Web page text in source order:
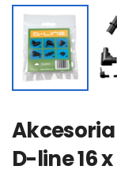
D-line 16